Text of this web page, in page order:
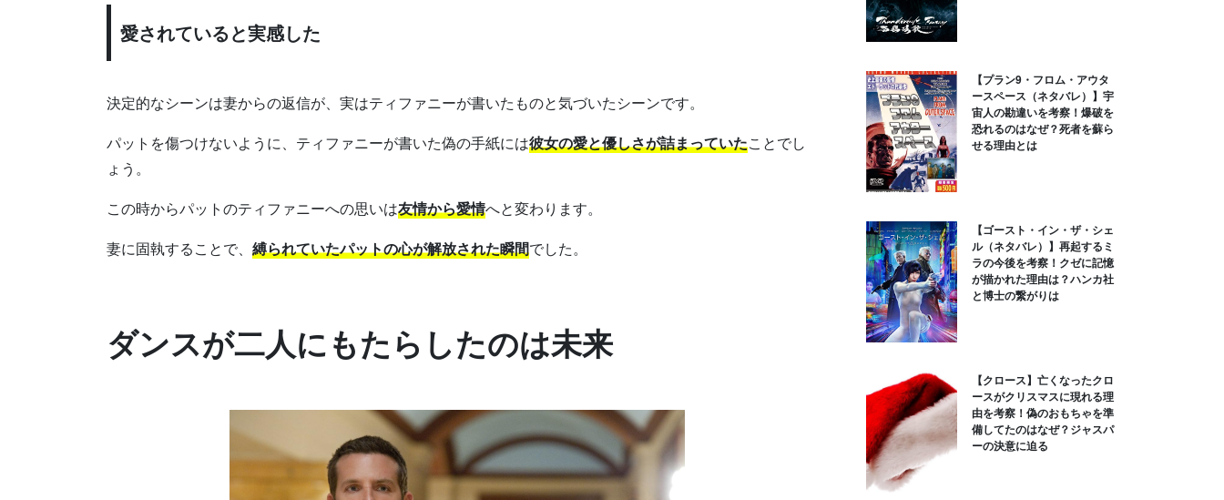
愛されていると実感した
決定的なシーンは妻からの返信が、実はティファニーが書いたものと気づいたシーンです。
パットを傷つけないように、ティファニーが書いた偽の手紙には彼女の愛と優しさが詰まっていたことでし
ょう。
この時からパットのティファニーへの思いは友情から愛情へと変わります。
妻に固執することで、 縛られていたパットの心が解放された瞬間でした。
ダンスが二人にもたらしたのは未来
【プラン9・フロム・アウタ
ースペース（ネタバレ）】宇
宙人の勘違いを考察！爆破を
恐れるのはなぜ？死者を蘇ら
せる理由とは
【ゴースト・イン・ザ・シェ
ル（ネタバレ）】再起するミ
ラの今後を考察！クゼに記憶
が描かれた理由は？ハンカ社
と博士の繋がりは
【クロース】亡くなったクロ
ースがクリスマスに現れる理
由を考察！偽のおもちゃを準
備してたのはなぜ？ジャスパ
ーの決意に迫る